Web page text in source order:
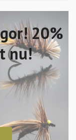
20%
nu!